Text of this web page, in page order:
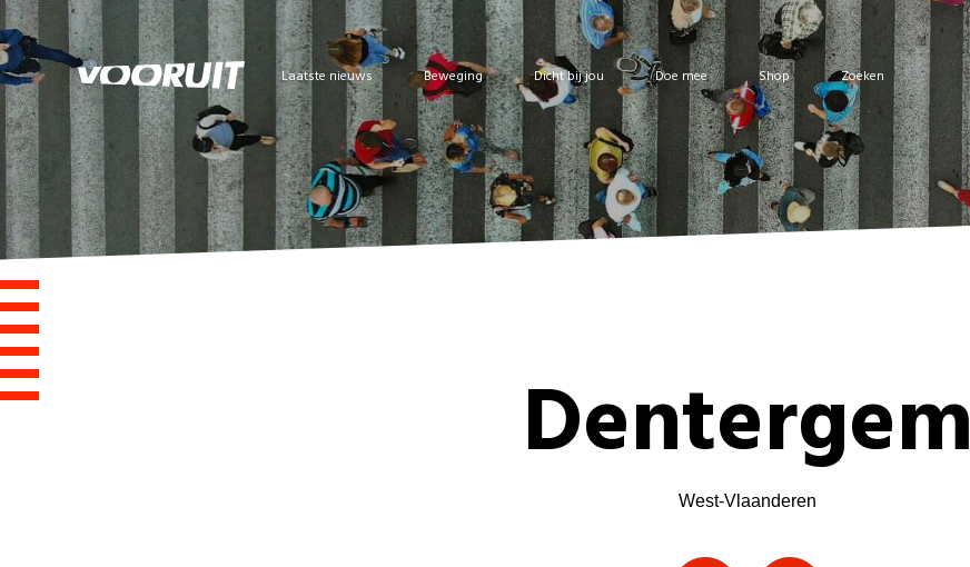
Laatste nieuws Beweging Dicht bij jou Doe mee Shop Zoeken
Dentergem
West-Vlaanderen